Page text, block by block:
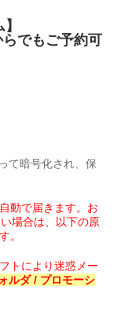
でもご予約可
て暗号化され、保
動で届きます。お
場合は、以下の原
。
トにより迷惑メー
ルダ / プロモーシ